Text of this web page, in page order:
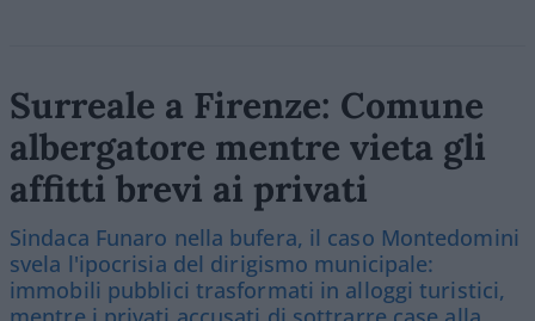
Surreale a Firenze: Comune
albergatore mentre vieta gli
affitti brevi ai privati
Sindaca Funaro nella bufera, il caso Montedomini
svela l'ipocrisia del dirigismo municipale:
immobili pubblici trasformati in alloggi turistici,